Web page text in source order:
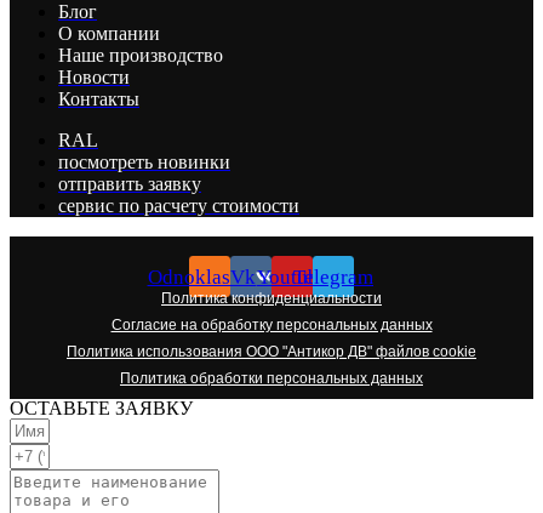
Блог
О компании
Наше производство
Новости
Контакты
RAL
посмотреть новинки
отправить заявку
сервис по расчету стоимости
Odnoklassniki
VkYoutubeTelegram
Политика конфиденциальности
Согласие на обработку персональных данных
Политика использования ООО "Антикор ДВ" файлов cookie
Политика обработки персональных данных
ОСТАВЬТЕ ЗАЯВКУ